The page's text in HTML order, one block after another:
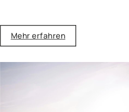
Checkliste für einen erfolgreichen
Hauskauf!
Mehr erfahren